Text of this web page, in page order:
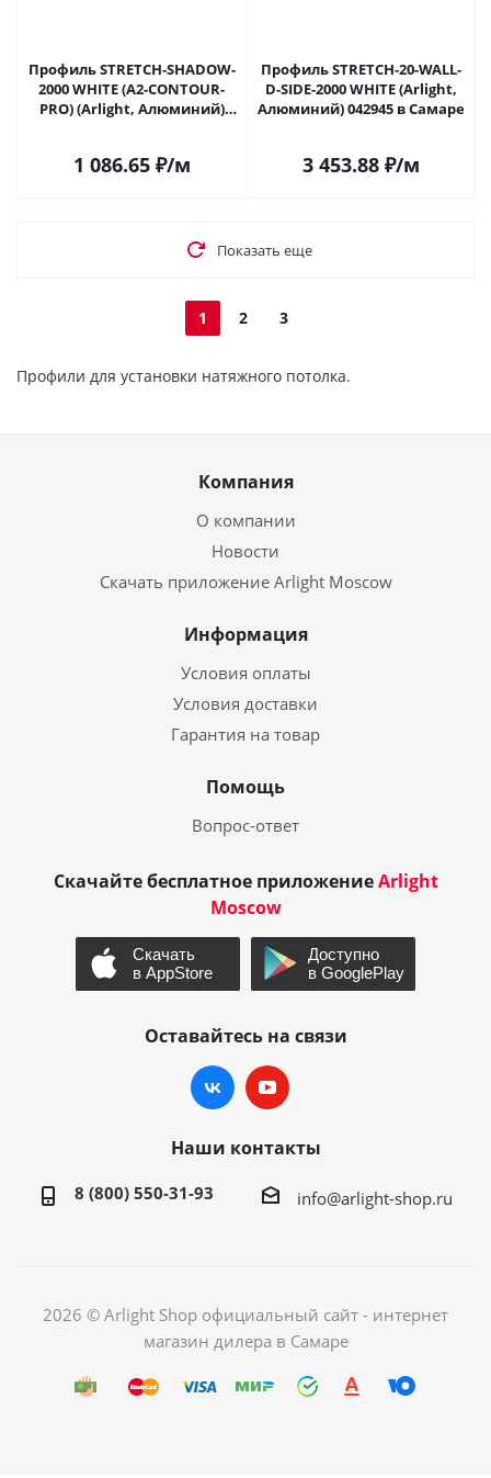
Профиль STRETCH-SHADOW-
2000 WHITE (A2-CONTOUR-
PRO) (Arlight, Алюминий)
1 086.65₽/м
Профиль STRETCH-20-WALL-
D-SIDE-2000 WHITE (Arlight,
Алюминий) 042945 в Самаре
3 453.88₽/м
Показать еще
1 2 3
Профили для установки натяжного потолка.
Компания
О компании
Новости
Скачать приложение Arlight Moscow
Информация
Условия оплаты
Условия доставки
Гарантия на товар
Помощь
Вопрос-ответ
Скачайте бесплатное приложениеArlight
Moscow
Оставайтесь на связи
Наши контакты
8 (800) 550-31-93 info@arlight-shop.ru
2026 © Arlight Shop официальный сайт - интернет
магазин дилера в Самаре